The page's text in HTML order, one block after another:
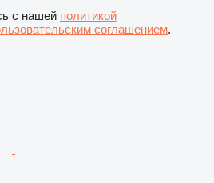
с нашей политикой
соглашением.